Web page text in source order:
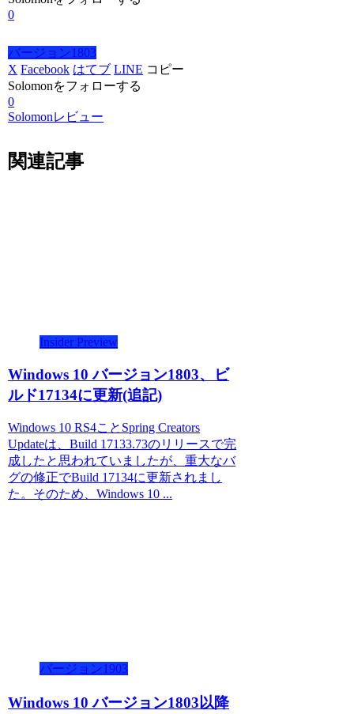
0
バージョン1803
X Facebook はてブ LINE コピー
Solomonをフォローする
0
Solomonレビュー
関連記事
Insider Preview
Windows 10 バージョン1803、ビ
ルド17134に更新(追記)
Windows 10 RS4ことSpring Creators
Updateは、Build 17133.73のリリースで完
成したと思われていましたが、重大なバ
グの修正でBuild 17134に更新されまし
た。そのため、Windows 10 ...
バージョン1903
Windows 10 バージョン1803以降